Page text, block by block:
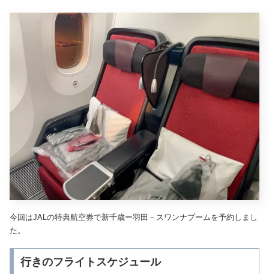
今回はJALの特典航空券で新千歳ー羽田－スワンナプームを予約しまし
た。
行きのフライトスケジュール